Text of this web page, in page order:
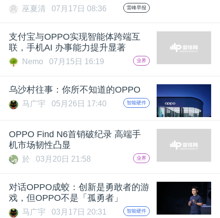
心
题
搞
巫夏清 07月17日 08:36 雷峰早报
支付宝与OPPO实现智能体跨端互
联，手机AI 办事能力提升显著
Nemo 07月15日 16:19 业界
乌沙村往事：你所不知道的OPPO
马广宇 05月26日 17:40 智能硬件
OPPO Find N6首销破纪录 高端手
机市场韧性凸显
於 03月20日 21:58 业界
对话OPPO成蛟：创新是勇敢者的游
戏，但OPPO不是「孤勇者」
马广宇 03月17日 20:31 智能硬件